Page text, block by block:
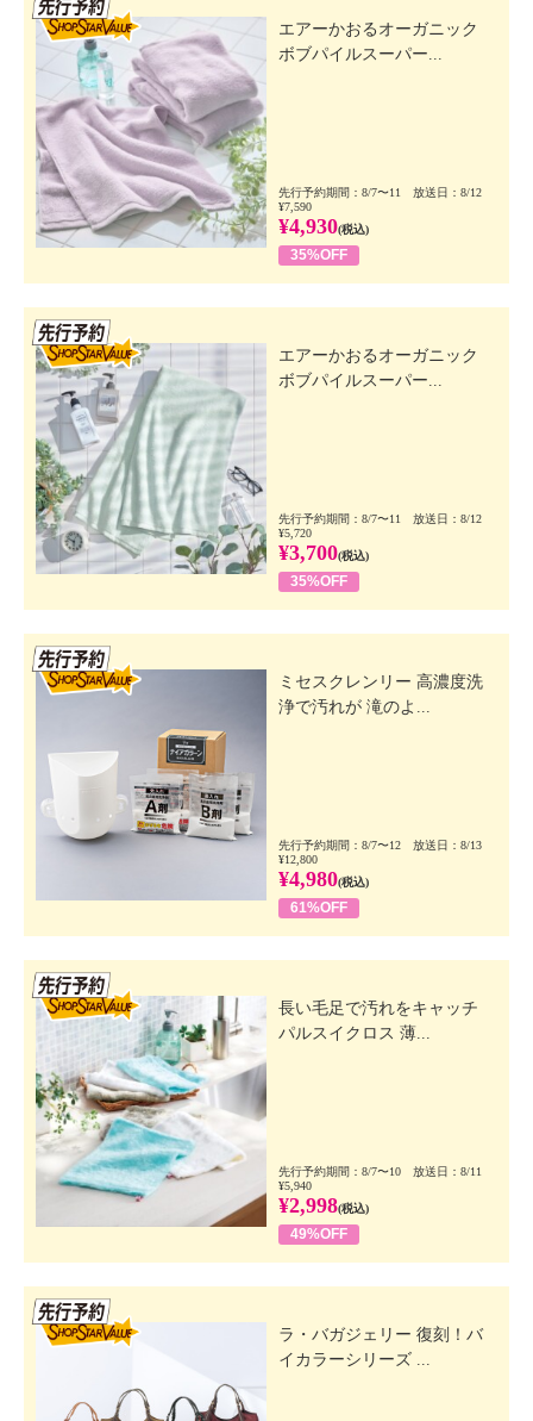
エアーかおるオーガニック
ボブパイルスーパー...
先行予約期間：8/7〜11 放送日：8/12
¥7,590
¥4,930(税込)
35%OFF
エアーかおるオーガニック
ボブパイルスーパー...
先行予約期間：8/7〜11 放送日：8/12
¥5,720
¥3,700(税込)
35%OFF
ミセスクレンリー 高濃度洗
浄で汚れが 滝のよ...
先行予約期間：8/7〜12 放送日：8/13
¥12,800
¥4,980(税込)
61%OFF
長い毛足で汚れをキャッチ
パルスイクロス 薄...
先行予約期間：8/7〜10 放送日：8/11
¥5,940
¥2,998(税込)
49%OFF
ラ・バガジェリー 復刻！バ
イカラーシリーズ ...